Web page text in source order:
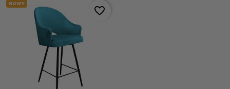
NOWY
favorite_border